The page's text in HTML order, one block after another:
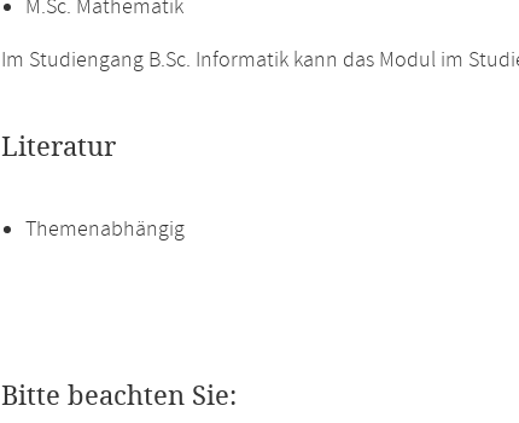
M.Sc. Mathematik
Im Studiengang B.Sc. Informatik kann das Modul im
Literatur
Themenabhängig
Bitte beachten Sie: